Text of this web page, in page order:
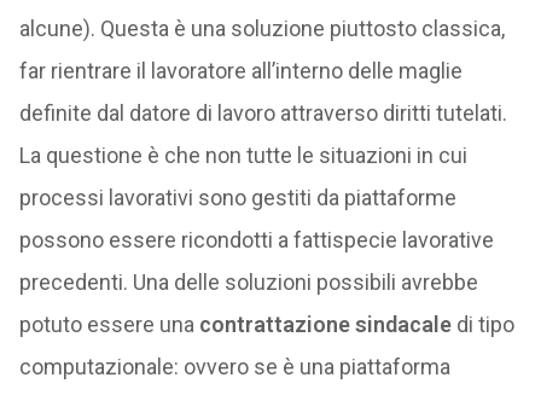
alcune). Questa è una soluzione piuttosto classica,
far rientrare il lavoratore all’interno delle maglie
definite dal datore di lavoro attraverso diritti tutelati.
La questione è che non tutte le situazioni in cui
processi lavorativi sono gestiti da piattaforme
possono essere ricondotti a fattispecie lavorative
precedenti. Una delle soluzioni possibili avrebbe
potuto essere una contrattazione sindacaledi tipo
computazionale: ovvero se è una piattaforma